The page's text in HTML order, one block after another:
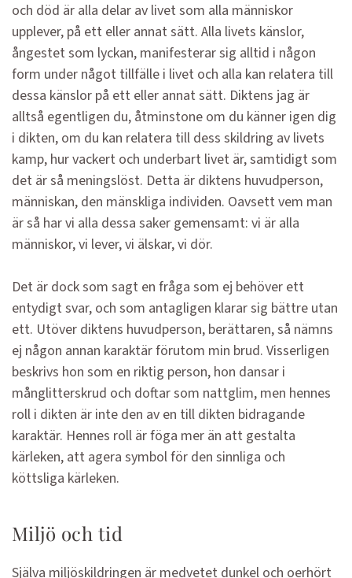
och död är alla delar av livet som alla människor
upplever, på ett eller annat sätt. Alla livets känslor,
ångestet som lyckan, manifesterar sig alltid i någon
form under något tillfälle i livet och alla kan relatera till
dessa känslor på ett eller annat sätt. Diktens jag är
alltså egentligen du, åtminstone om du känner igen dig
i dikten, om du kan relatera till dess skildring av livets
kamp, hur vackert och underbart livet är, samtidigt som
det är så meningslöst. Detta är diktens huvudperson,
människan, den mänskliga individen. Oavsett vem man
är så har vi alla dessa saker gemensamt: vi är alla
människor, vi lever, vi älskar, vi dör.
Det är dock som sagt en fråga som ej behöver ett
entydigt svar, och som antagligen klarar sig bättre utan
ett. Utöver diktens huvudperson, berättaren, så nämns
ej någon annan karaktär förutom min brud. Visserligen
beskrivs hon som en riktig person, hon dansar i
månglitterskrud och doftar som nattglim, men hennes
roll i dikten är inte den av en till dikten bidragande
karaktär. Hennes roll är föga mer än att gestalta
kärleken, att agera symbol för den sinnliga och
köttsliga kärleken.
Miljö och tid
Själva miljöskildringen är medvetet dunkel och oerhört